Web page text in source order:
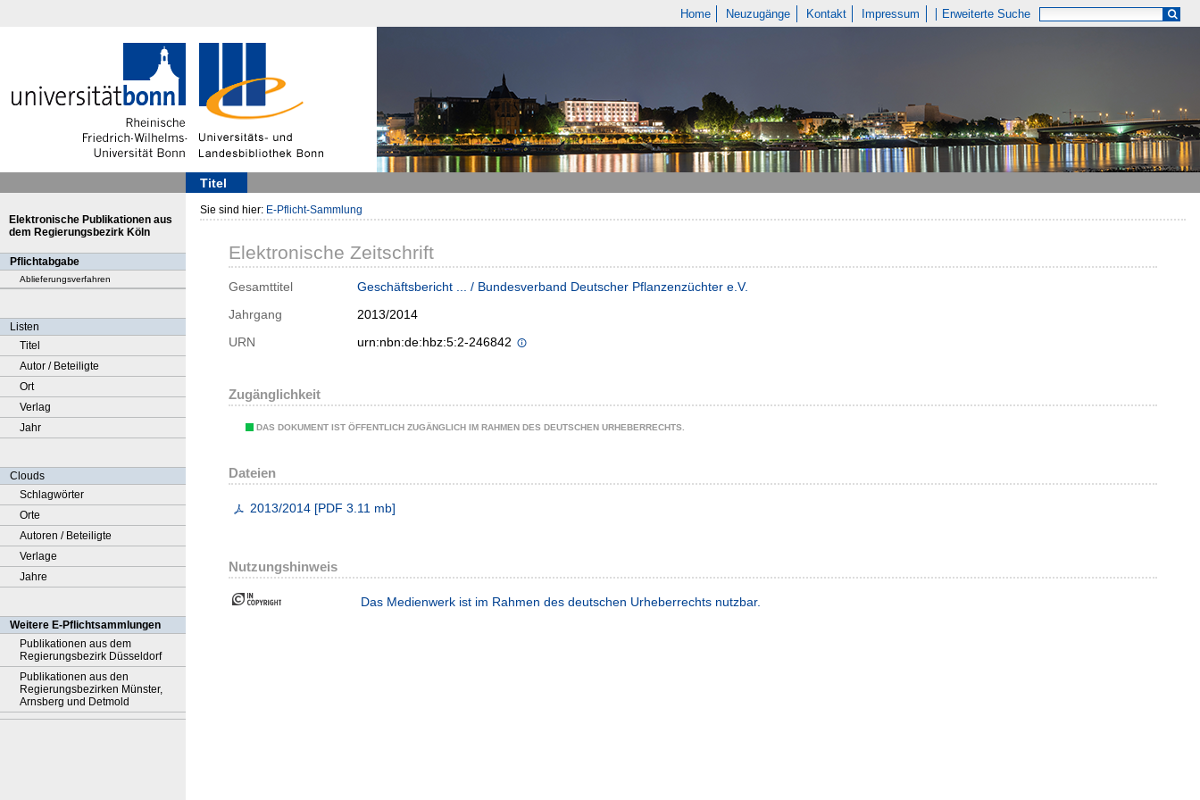
Home Neuzugänge Kontakt Impressum Erweiterte Suche
Titel
Elektronische Publikationen aus
dem Regierungsbezirk Köln
Pflichtabgabe
Ablieferungsverfahren
Listen
Titel
Autor / Beteiligte
Ort
Verlag
Jahr
Clouds
Schlagwörter
Orte
Autoren / Beteiligte
Verlage
Jahre
Weitere E-Pflichtsammlungen
Publikationen aus dem
Regierungsbezirk Düsseldorf
Publikationen aus den
Regierungsbezirken Münster,
Arnsberg und Detmold
Sie sind hier: E-Pflicht-Sammlung
Elektronische Zeitschrift
Gesamttitel
Geschäftsbericht ... / Bundesverband Deutscher Pflanzenzüchter e.V.
Jahrgang
2013/2014
URN
urn:nbn:de:hbz:5:2-246842
Zugänglichkeit
DAS DOKUMENT IST ÖFFENTLICH ZUGÄNGLICH IM RAHMEN DES DEUTSCHEN URHEBERRECHTS.
Dateien
2013/2014 [PDF 3.11 mb]
Nutzungshinweis
Das Medienwerk ist im Rahmen des deutschen Urheberrechts nutzbar.